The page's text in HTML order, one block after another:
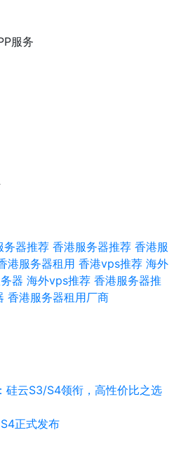
服务
务器推荐 香港服务器推荐 香港服
港服务器租用 香港vps推荐 海外
器 海外vps推荐 香港服务器推
香港服务器租用厂商
硅云S3/S4领衔，高性价比之选
正式发布